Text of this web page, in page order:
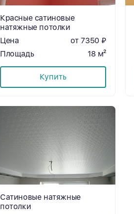
Красные сатиновые
натяжные потолки
Цена
от 7350 ₽
Площадь
18 м²
Купить
Сатиновые натяжные
потолки